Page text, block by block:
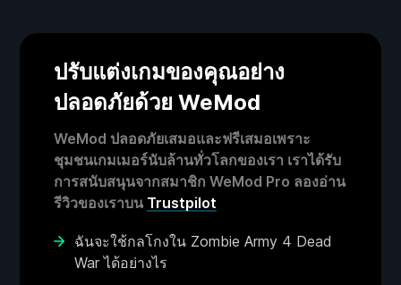
ปรับแต่งเกมของคุณอย่าง
ปลอดภัยด้วย WeMod
WeMod ปลอดภัยเสมอและฟรีเสมอเพราะ
ชุมชนเกมเมอร์นับล้านทั่วโลกของเรา เราได้รับ
การสนับสนุนจากสมาชิก WeMod Pro ลองอ่าน
รีวิวของเราบน Trustpilot
ฉันจะใช้กลโกงใน Zombie Army 4 Dead
War ได้อย่างไร